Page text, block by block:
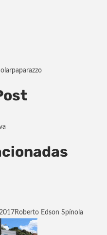
paparazzo
Roberto Edson Spínola